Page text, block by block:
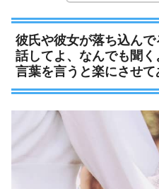
彼氏や彼女が落ち込ん
話してよ、なんでも聞
言葉を言うと楽にさせて